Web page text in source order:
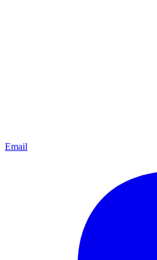
Email